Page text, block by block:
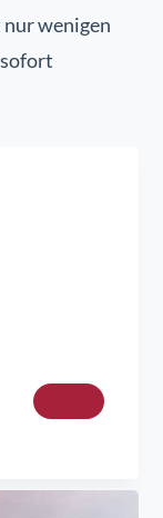
wenigen